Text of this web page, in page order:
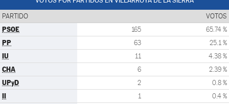
PARTIDO VOTOS
PSOE 165 65.74 %
PP 63 25.1 %
IU 11 4.38 %
CHA 6 2.39 %
UPyD 2 0.8 %
II 1 0.4 %